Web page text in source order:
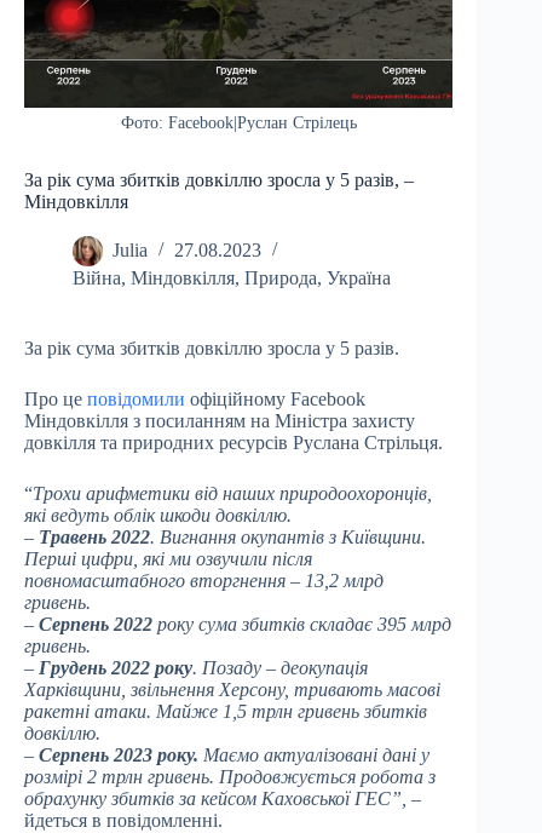
Фото: Facebook|Руслан Стрілець
За рік сума збитків довкіллю зросла у 5 разів, –
Міндовкілля
Julia
27.08.2023
Війна, Міндовкілля, Природа, Україна
За рік сума збитків довкіллю зросла у 5 разів.
Про це повідомили офіційному Facebook
Міндовкілля з посиланням на Міністра захисту
довкілля та природних ресурсів Руслана Стрільця.
“Трохи арифметики від наших природоохоронців,
які ведуть облік шкоди довкіллю.
– Травень 2022. Вигнання окупантів з Київщини.
Перші цифри, які ми озвучили після
повномасштабного вторгнення – 13,2 млрд
гривень.
– Серпень 2022 року сума збитків складає 395 млрд
гривень.
– Грудень 2022 року. Позаду – деокупація
Харківщини, звільнення Херсону, тривають масові
ракетні атаки. Майже 1,5 трлн гривень збитків
довкіллю.
– Серпень 2023 року. Маємо актуалізовані дані у
розмірі 2 трлн гривень. Продовжується робота з
обрахунку збитків за кейсом Каховської ГЕС”, –
йдеться в повідомленні.